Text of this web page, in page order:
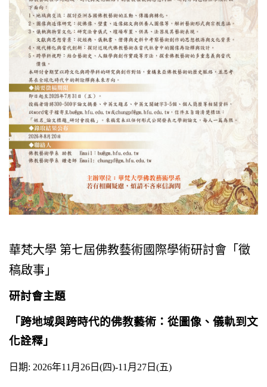
華梵大學 第七屆佛教藝術國際學術研討會「徵
稿啟事」
研討會主題
「跨地域與跨時代的佛教藝術：從圖像、儀軌到文
化詮釋」
日期: 2026年11月26日(四)-11月27日(五)